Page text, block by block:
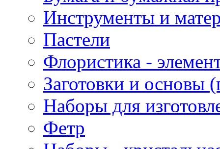
Инструменты и
Пастели
Флористика -
Заготовки и основы
Наборы для
Фетр